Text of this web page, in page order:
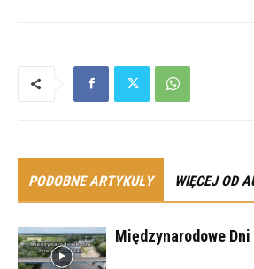
PODOBNE ARTYKUŁY WIĘCEJ OD
Międzynarodowe